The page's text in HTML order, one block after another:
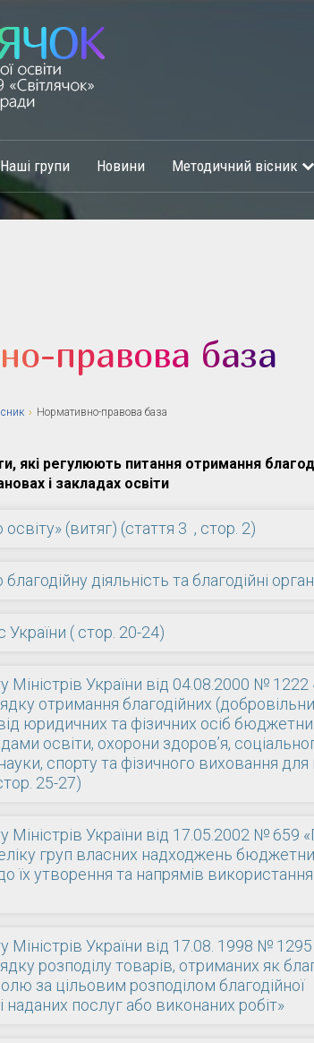
Наші групи Новини Методичний вісник
правова база
› Нормативно-правова база
які регулюють питання отримання
і закладах освіти
(витяг) (стаття 3 , стор. 2)
діяльність та благодійні
( стор. 20-24)
Міністрів України від 04.08.2000 № 1222
отримання благодійних
юридичних та фізичних осіб
освіти, охорони здоров’я,
спорту та фізичного виховання
25-27)
Міністрів України від 17.05.2002 № 659
груп власних надходжень
їх утворення та напрямів
Міністрів України від 17.08. 1998 №
розподілу товарів, отриманих як
за цільовим розподілом благодійної
наданих послуг або виконаних робіт»